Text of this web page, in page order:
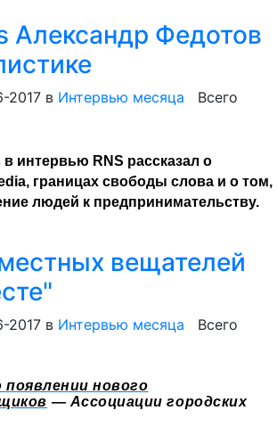
Александр Федотов
2017 в Интервью месяца Всего
интервью RNS рассказал о
границах свободы слова и о том,
людей к предпринимательству.
вещателей
2017 в Интервью месяца Всего
нового
— Ассоциации городских